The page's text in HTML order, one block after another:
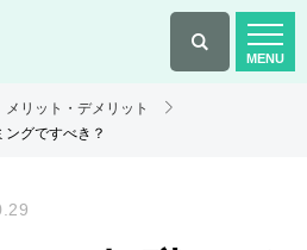
メリット・デメリット
グですべき？